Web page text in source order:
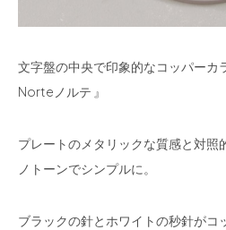
文字盤の中央で印象的なコッパーカ
Norteノルテ 』
プレートのメタリックな質感と対照
ノトーンでシンプルに。
ブラックの針とホワイトの秒針がコ